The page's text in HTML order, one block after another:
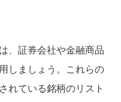
、証券会社や金融商品
しましょう。これらの
れている銘柄のリスト